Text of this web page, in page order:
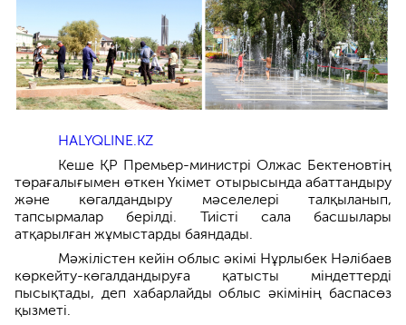
HALYQLINE.KZ
Кеше ҚР Премьер-министрі Олжас Бектеновтің
төрағалығымен өткен Үкімет отырысында абаттандыру
және көгалдандыру мәселелері талқыланып,
тапсырмалар берілді. Тиісті сала басшылары
атқарылған жұмыстарды баяндады.
Мәжілістен кейін облыс әкімі Нұрлыбек Нәлібаев
көркейту-көгалдандыруға қатысты міндеттерді
пысықтады, деп хабарлайды облыс әкімінің баспасөз
қызметі.